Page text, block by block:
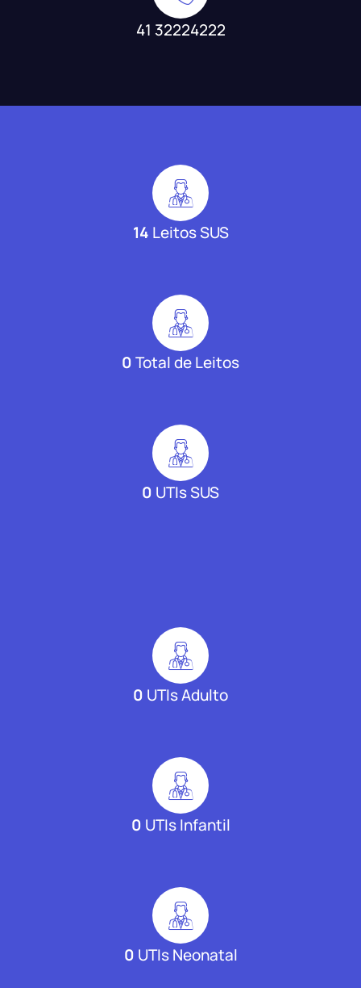
41 32224222
14 Leitos SUS
0Total de Leitos
0 UTIs SUS
0 UTIs Adulto
0 UTIs Infantil
0 UTIs Neonatal